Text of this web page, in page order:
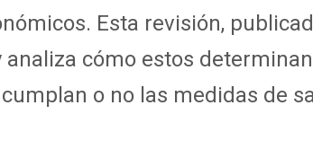
Esta revisión,
cómo estos
o no las medidas de